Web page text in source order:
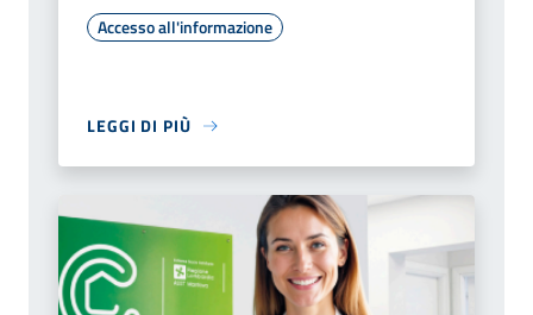
Accesso all'informazione
LEGGI DI PIÙ